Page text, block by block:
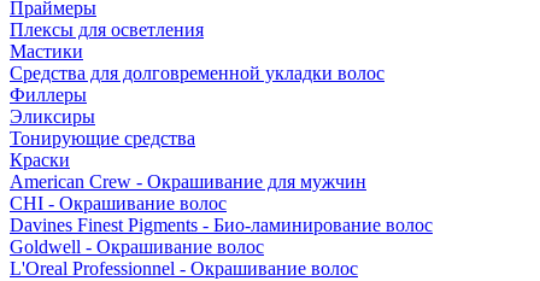
Праймеры
Плексы для осветления
Мастики
Средства для долговременной укладки волос
Филлеры
Эликсиры
Тонирующие средства
Краски
American Crew - Окрашивание для мужчин
CHI - Окрашивание волос
Davines Finest Pigments - Био-ламинирование волос
Goldwell - Окрашивание волос
L'Oreal Professionnel - Окрашивание волос